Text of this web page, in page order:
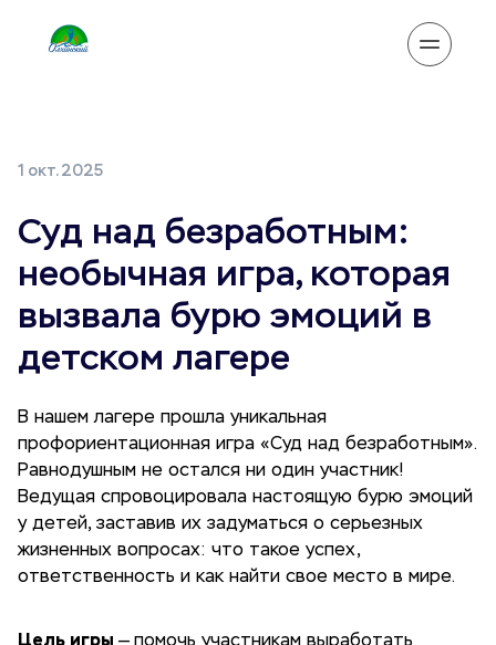
1 окт. 2025
Суд над безработным:
необычная игра, которая
вызвала бурю эмоций в
детском лагере
В нашем лагере прошла уникальная
профориентационная игра «Суд над безработным».
Равнодушным не остался ни один участник!
Ведущая спровоцировала настоящую бурю эмоций
у детей, заставив их задуматься о серьезных
жизненных вопросах: что такое успех,
ответственность и как найти свое место в мире.
Цель игры